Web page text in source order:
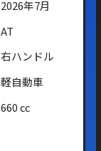
2026年7月
AT
右ハンドル
軽自動車
660 cc